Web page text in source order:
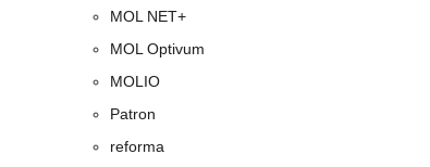
MOL NET+
MOL Optivum
MOLIO
Patron
reforma